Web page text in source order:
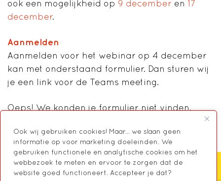
Ook wij gebruiken cookies! Maar... we slaan geen
informatie op voor marketing doeleinden. We
gebruiken functionele en analytische cookies om het
webbezoek te meten en ervoor te zorgen dat de
website goed functioneert. Accepteer je dat?
ook een mogelijkheid op 9 december en 17
december.
Aanmelden
Aanmelden voor het webinar op 4 december
kan met onderstaand formulier. Dan sturen wij
je een link voor de Teams meeting.
Oeps! We konden je formulier niet vinden.